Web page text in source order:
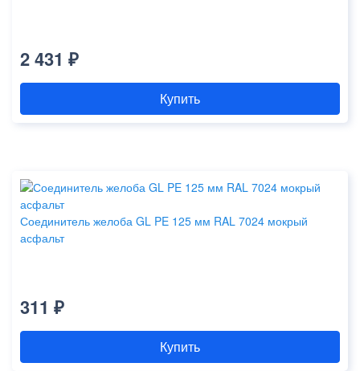
2 431 ₽
Купить
Соединитель желоба GL PE 125 мм RAL 7024 мокрый
асфальт
311 ₽
Купить